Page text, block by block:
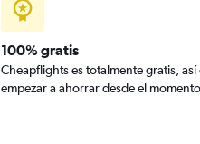
100% gratis
Cheapflights es totalmente gratis,
empezar a ahorrar desde el